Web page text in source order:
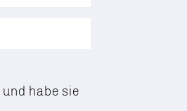
und habe sie